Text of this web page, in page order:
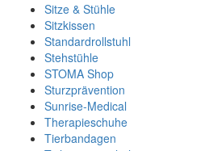
Sitze & Stühle
Sitzkissen
Standardrollstuhl
Stehstühle
STOMA Shop
Sturzprävention
Sunrise-Medical
Therapieschuhe
Tierbandagen